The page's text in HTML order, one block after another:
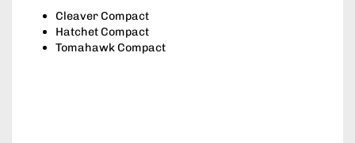
Cleaver Compact
Hatchet Compact
Tomahawk Compact